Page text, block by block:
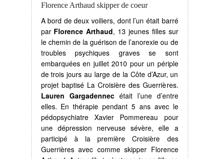
Florence Arthaud skipper de coeur
A bord de deux voiliers, dont l’un était barré
par Florence Arthaud, 13 jeunes filles sur
le chemin de la guérison de l’anorexie ou de
troubles psychiques graves se sont
embarquées en juillet 2010 pour un périple
de trois jours au large de la Côte d’Azur, un
projet baptisé La Croisière des Guerrières.
Lauren Gargadennecétait l’une d’entre
elles. En thérapie pendant 5 ans avec le
pédopsychiatre Xavier Pommereau pour
une dépression nerveuse sévère, elle a
participé à la première Croisière des
Guerrières avec comme skipper Florence